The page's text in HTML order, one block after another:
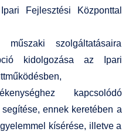
laptop használati segédlet
KASZK
Bázis
Fejlesztési Központtal
szolgáltatásaira
kidolgozása az Ipari
kapcsolódó
ennek keretében a
kísérése, illetve a